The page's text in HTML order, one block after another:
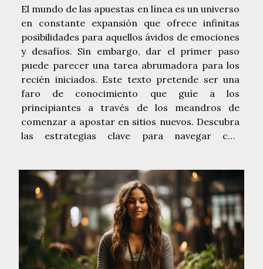
El mundo de las apuestas en línea es un universo
en constante expansión que ofrece infinitas
posibilidades para aquellos ávidos de emociones
y desafíos. Sin embargo, dar el primer paso
puede parecer una tarea abrumadora para los
recién iniciados. Este texto pretende ser una
faro de conocimiento que guíe a los
principiantes a través de los meandros de
comenzar a apostar en sitios nuevos. Descubra
las estrategias clave para navegar con
cómo maximizar su experiencia de juego. Le
invitamos a desentrañar los...